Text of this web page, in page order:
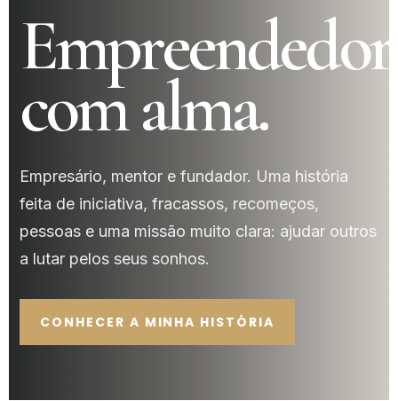
com alma.
Empresário, mentor e fundador. Uma história
feita de iniciativa, fracassos, recomeços,
pessoas e uma missão muito clara: ajudar outros
a lutar pelos seus sonhos.
CONHECER A MINHA HISTÓRIA